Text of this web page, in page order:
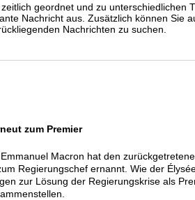
geordnet und zu
Nachricht aus. Zusätzlich können Sie
Nachrichten zu suchen.
zum Premier
Macron hat den
Regierungschef ernannt. Wie der
zur Lösung der Regierungskrise als